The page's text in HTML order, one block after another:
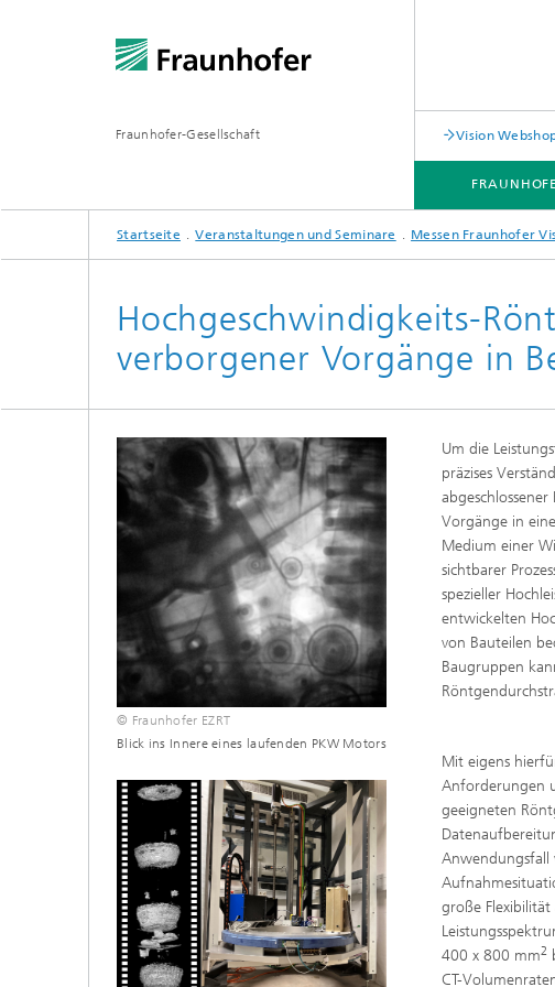
Fraunhofer-Gesellschaft Vision
FRAUNHOFER-GESCHÄFTSBEREICH VISION
TECHNOLOGIEN UND ANWENDUNGEN
Startseite Veranstaltungen und Seminare Messen Fraunhofer
Hochgeschwindigkeits-
verborgener Vorgänge in
© Fraunhofer EZRT
Blick ins Innere eines laufenden PKW Motors
Um die
präzises
Vorgänge in
Medium einer
sichtbarer
spezieller
entwickelten
von Bauteilen
Baugruppen
Mit eigens
Anforderungen
geeigneten
Anwendungsfall
große
400 x 800 mm2
CT-